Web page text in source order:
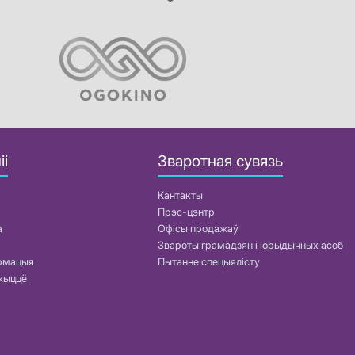
Зваротная сувязь
Кантакты
Прэс-цэнтр
Офісы продажаў
Звароты грамадзян і юрыдычных асоб
Пытанне спецыялісту